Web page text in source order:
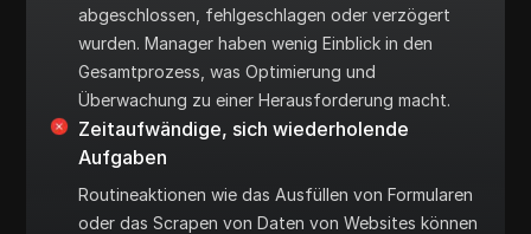
abgeschlossen, fehlgeschlagen oder verzögert
wurden. Manager haben wenig Einblick in den
Gesamtprozess, was Optimierung und
Überwachung zu einer Herausforderung macht.
Zeitaufwändige, sich wiederholende
Aufgaben
Routineaktionen wie das Ausfüllen von Formularen
oder das Scrapen von Daten von Websites können